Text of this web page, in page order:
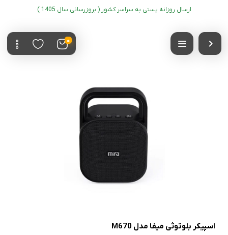
ارسال روزانه پستی به سراسر کشور ( بروزرسانی سال 1405 )
0
اسپیکر بلوتوثی میفا مدل M670